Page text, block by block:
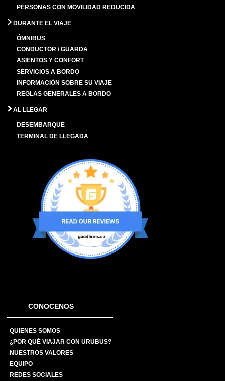
PERSONAS CON MOVILIDAD REDUCIDA
DURANTE EL VIAJE
ÓMNIBUS
CONDUCTOR / GUARDA
ASIENTOS Y CONFORT
SERVICIOS A BORDO
INFORMACIÓN SOBRE SU VIAJE
REGLAS GENERALES A BORDO
AL LLEGAR
DESEMBARQUE
TERMINAL DE LLEGADA
CONOCENOS
QUIENES SOMOS
¿POR QUÉ VIAJAR CON URUBUS?
NUESTROS VALORES
EQUIPO
REDES SOCIALES